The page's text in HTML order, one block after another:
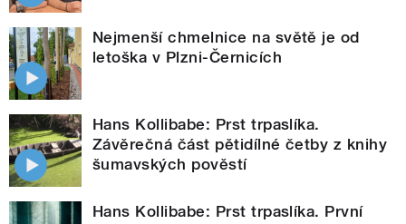
Nejmenší chmelnice na světě je od
letoška v Plzni-Černicích
Hans Kollibabe: Prst trpaslíka.
Závěrečná část pětidílné četby z knihy
šumavských pověstí
Hans Kollibabe: Prst trpaslíka. První